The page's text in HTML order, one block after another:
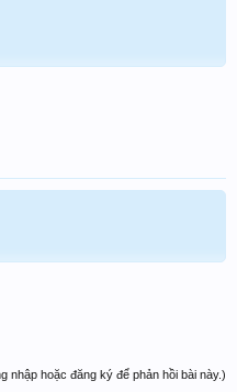
nhập hoặc đăng ký để phản hồi bài này.)